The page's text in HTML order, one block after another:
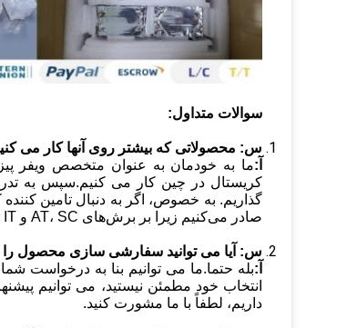
سوالات متداول:
س: محصولاتی که بیشتر روی آنها کار می
آ:
گذاریم. به خصوص، اگر به دنبال تامین کننده
صادر می‌کنیم زیرا بر برش‌های AT، SC و IT با دقت زاویه‌ای برتر تسلط داریم.
س: آیا می توانید سفارشی سازی محصول را
آ:
انتخاب خود مطمئن نیستید، می توانیم
داریم، لطفاً با ما مشورت کنید.